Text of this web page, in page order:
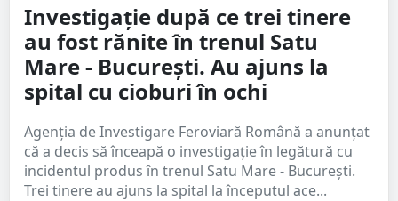
Investigație după ce trei tinere
au fost rănite în trenul Satu
Mare - București. Au ajuns la
spital cu cioburi în ochi
Agenția de Investigare Feroviară Română a anunțat
că a decis să înceapă o investigație în legătură cu
incidentul produs în trenul Satu Mare - București.
Trei tinere au ajuns la spital la începutul ace...